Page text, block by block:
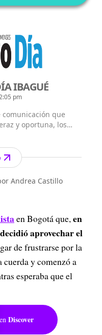
IBAGUÉ
pm
comunicación que
y oportuna, los
el Tolima,
Andrea Castillo
en Bogotá que,en
aprovechar el
de frustrarse por la
cuerda y comenzó a
esperaba que el
en Discover